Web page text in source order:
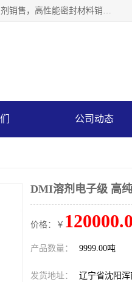
沈阳默塔化学有限公司经营范围包括：化工产品销售，专用化学产品销售，非食用盐销售，食品添加剂销售，高性能密封材料销售，涂料销售，合成材料销售，工程塑料及合成树脂销售等；主要产品有高纯电子级环丁砜，总金属离子可控制在ppb级别、纯度高、颜色浅、耐高温分解时间长，特别适合于半导体制造，硅片晶圆制造，清洗湿电子化学品，锂电池电解液，电子油墨，特种材料等高端行业；也适用于医药合成。
公司动态
DMI溶剂电子级 高
价格：￥
产品数量： 9999.00吨
发货地址： 辽宁省沈阳